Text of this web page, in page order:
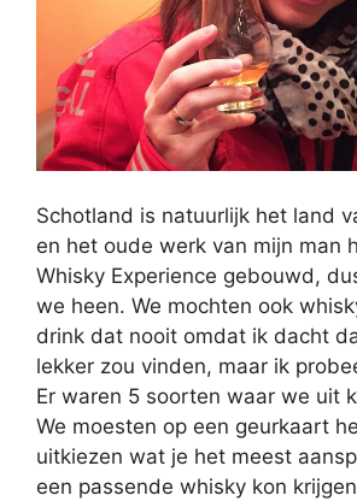
Schotland is natuurlijk het land
en het oude werk van mijn man
Whisky Experience gebouwd,
we heen. We mochten ook
drink dat nooit omdat ik dacht
lekker zou vinden, maar ik
Er waren 5 soorten waar we uit
We moesten op een geurkaart
uitkiezen wat je het meest
een passende whisky kon